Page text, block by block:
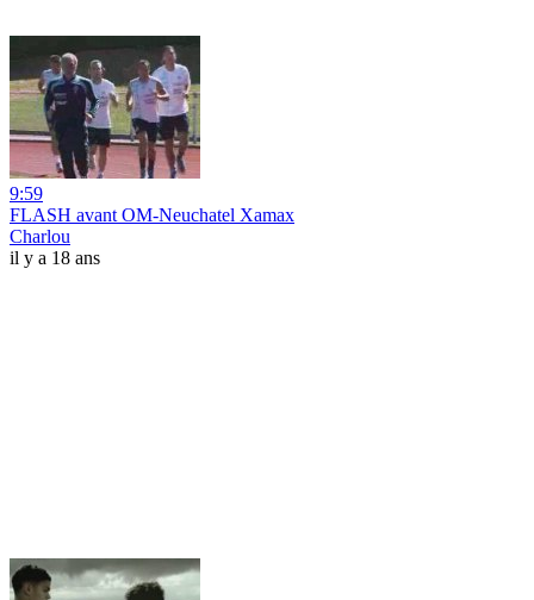
9:59
FLASH avant OM-Neuchatel Xamax
Charlou
il y a 18 ans